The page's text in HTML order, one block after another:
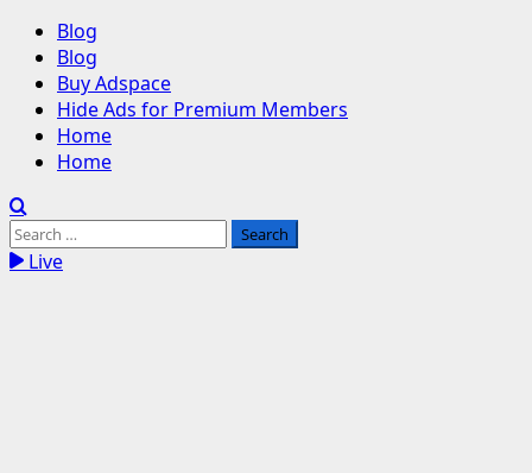
Primary
Menu
Blog
Blog
Buy Adspace
Hide Ads for Premium Members
Home
Home
Search
for:Live